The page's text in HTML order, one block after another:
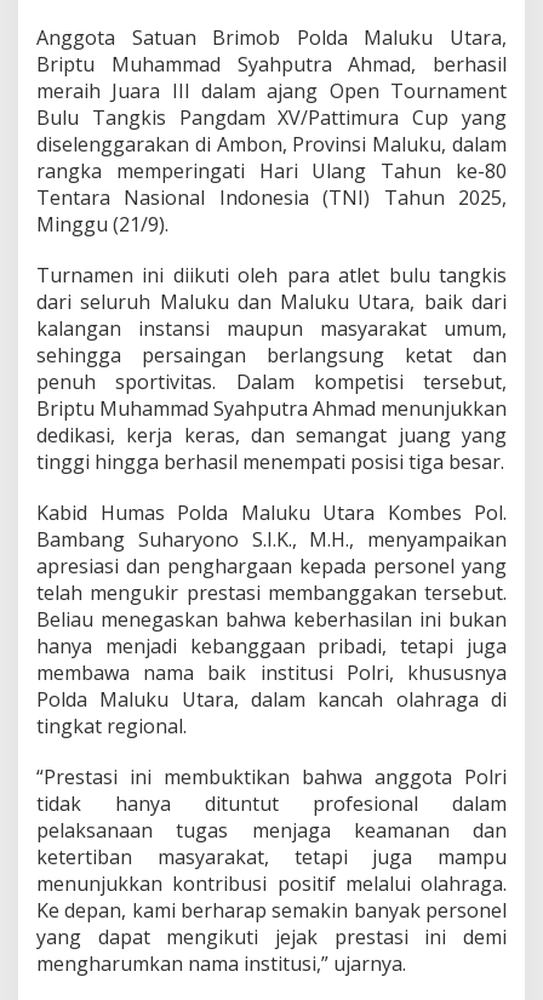
T
g
k
i
s
P
a
d
a
m
X
V
P
a
t
t
m
u
a
C
u
p
d
i
A
o
n
Anggota Satuan Brimob Polda Maluku Utara,
Briptu Muhammad Syahputra Ahmad, berhasil
meraih Juara III dalam ajang Open Tournament
Bulu Tangkis Pangdam XV/Pattimura Cup yang
diselenggarakan di Ambon, Provinsi Maluku, dalam
rangka memperingati Hari Ulang Tahun ke-80
Tentara Nasional Indonesia (TNI) Tahun 2025,
Minggu (21/9).
Turnamen ini diikuti oleh para atlet bulu tangkis
dari seluruh Maluku dan Maluku Utara, baik dari
kalangan instansi maupun masyarakat umum,
sehingga persaingan berlangsung ketat dan
penuh sportivitas. Dalam kompetisi tersebut,
Briptu Muhammad Syahputra Ahmad menunjukkan
dedikasi, kerja keras, dan semangat juang yang
tinggi hingga berhasil menempati posisi tiga besar.
Kabid Humas Polda Maluku Utara Kombes Pol.
Bambang Suharyono S.I.K., M.H., menyampaikan
apresiasi dan penghargaan kepada personel yang
telah mengukir prestasi membanggakan tersebut.
Beliau menegaskan bahwa keberhasilan ini bukan
hanya menjadi kebanggaan pribadi, tetapi juga
membawa nama baik institusi Polri, khususnya
Polda Maluku Utara, dalam kancah olahraga di
tingkat regional.
“Prestasi ini membuktikan bahwa anggota Polri
tidak hanya dituntut profesional dalam
pelaksanaan tugas menjaga keamanan dan
ketertiban masyarakat, tetapi juga mampu
menunjukkan kontribusi positif melalui olahraga.
Ke depan, kami berharap semakin banyak personel
yang dapat mengikuti jejak prestasi ini demi
mengharumkan nama institusi,” ujarnya.